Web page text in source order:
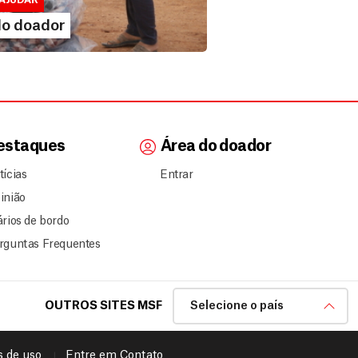
MAIS
doador
de bordo
Frequentes
Área do doador
Entrar
OUTROS SITES MSF Selecione o país
de uso Entre em Contato